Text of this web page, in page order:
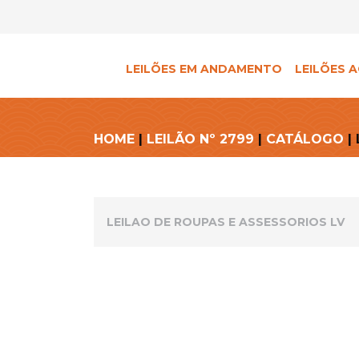
LEILÕES EM ANDAMENTO LEILÕES
HOME | LEILÃO Nº 2799 | CATÁLOGO |
LEILAO DE ROUPAS E ASSESSORIOS LV